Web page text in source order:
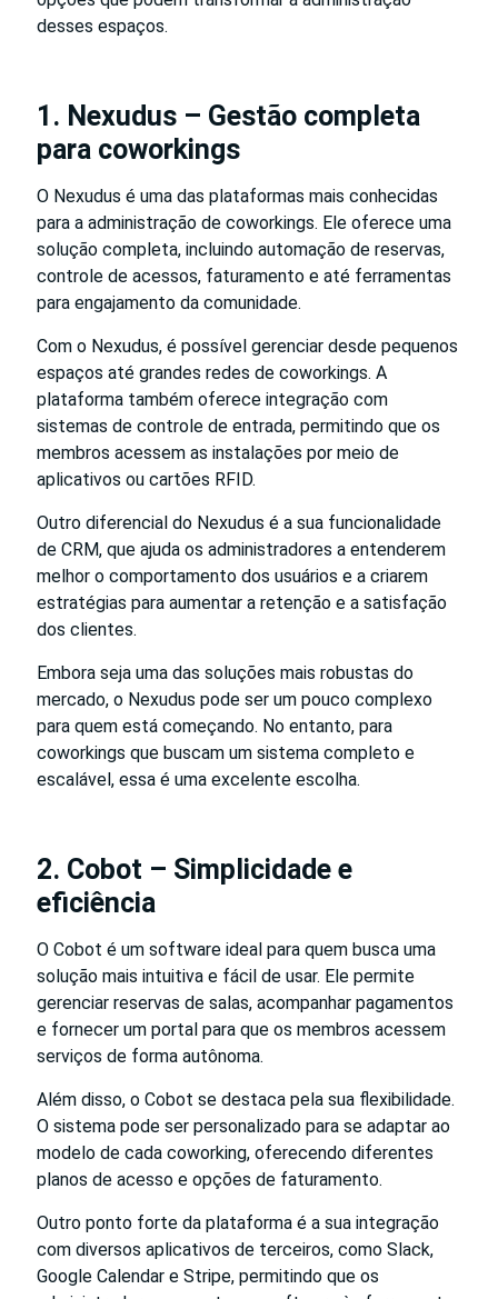
desses espaços.
1. Nexudus – Gestão completa
para coworkings
O Nexudus é uma das plataformas mais conhecidas
para a administração de coworkings. Ele oferece uma
solução completa, incluindo automação de reservas,
controle de acessos, faturamento e até ferramentas
para engajamento da comunidade.
Com o Nexudus, é possível gerenciar desde pequenos
espaços até grandes redes de coworkings. A
plataforma também oferece integração com
sistemas de controle de entrada, permitindo que os
membros acessem as instalações por meio de
aplicativos ou cartões RFID.
Outro diferencial do Nexudus é a sua funcionalidade
de CRM, que ajuda os administradores a entenderem
melhor o comportamento dos usuários e a criarem
estratégias para aumentar a retenção e a satisfação
dos clientes.
Embora seja uma das soluções mais robustas do
mercado, o Nexudus pode ser um pouco complexo
para quem está começando. No entanto, para
coworkings que buscam um sistema completo e
escalável, essa é uma excelente escolha.
2. Cobot – Simplicidade e
eficiência
O Cobot é um software ideal para quem busca uma
solução mais intuitiva e fácil de usar. Ele permite
gerenciar reservas de salas, acompanhar pagamentos
e fornecer um portal para que os membros acessem
serviços de forma autônoma.
Além disso, o Cobot se destaca pela sua flexibilidade.
O sistema pode ser personalizado para se adaptar ao
modelo de cada coworking, oferecendo diferentes
planos de acesso e opções de faturamento.
Outro ponto forte da plataforma é a sua integração
com diversos aplicativos de terceiros, como Slack,
Google Calendar e Stripe, permitindo que os